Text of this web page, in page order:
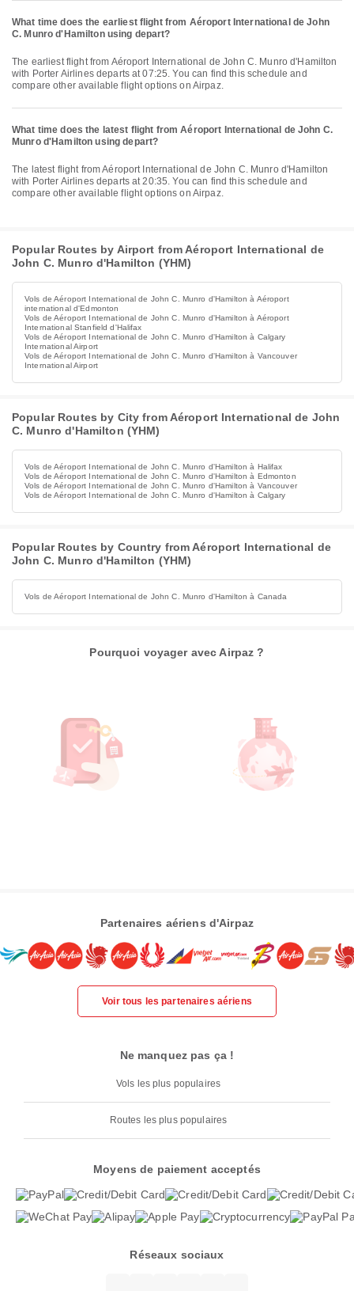
What time does the earliest flight from Aéroport International de John
C. Munro d'Hamilton using depart?
The earliest flight from Aéroport International de John C. Munro d'Hamilton
with Porter Airlines departs at 07:25. You can find this schedule and
compare other available flight options on Airpaz.
What time does the latest flight from Aéroport International de John C.
Munro d'Hamilton using depart?
The latest flight from Aéroport International de John C. Munro d'Hamilton
with Porter Airlines departs at 20:35. You can find this schedule and
compare other available flight options on Airpaz.
Popular Routes by Airport from Aéroport International de
John C. Munro d'Hamilton (YHM)
Vols de Aéroport International de John C. Munro d'Hamilton à Aéroport
international d'Edmonton
Vols de Aéroport International de John C. Munro d'Hamilton à Aéroport
International Stanfield d'Halifax
Vols de Aéroport International de John C. Munro d'Hamilton à Calgary
International Airport
Vols de Aéroport International de John C. Munro d'Hamilton à Vancouver
International Airport
Popular Routes by City from Aéroport International de John
C. Munro d'Hamilton (YHM)
Vols de Aéroport International de John C. Munro d'Hamilton à Halifax
Vols de Aéroport International de John C. Munro d'Hamilton à Edmonton
Vols de Aéroport International de John C. Munro d'Hamilton à Vancouver
Vols de Aéroport International de John C. Munro d'Hamilton à Calgary
Popular Routes by Country from Aéroport International de
John C. Munro d'Hamilton (YHM)
Vols de Aéroport International de John C. Munro d'Hamilton à Canada
Pourquoi voyager avec Airpaz ?
Partenaires aériens d'Airpaz
Voir tous les partenaires aériens
Ne manquez pas ça !
Vols les plus populaires
Routes les plus populaires
Moyens de paiement acceptés
Réseaux sociaux